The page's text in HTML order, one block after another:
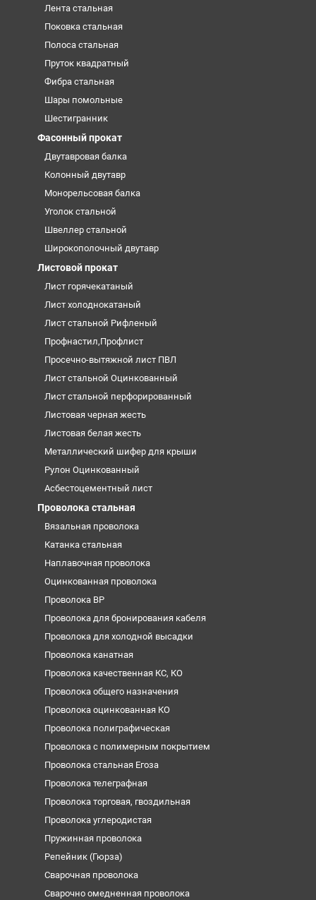
Лента стальная
Поковка стальная
Полоса стальная
Пруток квадратный
Фибра стальная
Шары помольные
Шестигранник
Фасонный прокат
Двутавровая балка
Колонный двутавр
Монорельсовая балка
Уголок стальной
Швеллер стальной
Широкополочный двутавр
Листовой прокат
Лист горячекатаный
Лист холоднокатаный
Лист стальной Рифленый
Профнастил,Профлист
Просечно-вытяжной лист ПВЛ
Лист стальной Оцинкованный
Лист стальной перфорированный
Листовая черная жесть
Листовая белая жесть
Металлический шифер для крыши
Рулон Оцинкованный
Асбестоцементный лист
Проволока стальная
Вязальная проволока
Катанка стальная
Наплавочная проволока
Оцинкованная проволока
Проволока ВР
Проволока для бронирования кабеля
Проволока для холодной высадки
Проволока канатная
Проволока качественная КС, КО
Проволока общего назначения
Проволока оцинкованная КО
Проволока полиграфическая
Проволока с полимерным покрытием
Проволока стальная Егоза
Проволока телеграфная
Проволока торговая, гвоздильная
Проволока углеродистая
Пружинная проволока
Репейник (Гюрза)
Сварочная проволока
Сварочно омедненная проволока